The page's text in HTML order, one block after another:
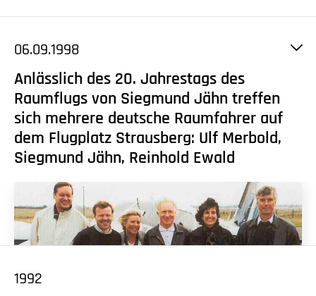
06.09.1998
Anlässlich des 20. Jahrestags des
Raumflugs von Siegmund Jähn treffen
sich mehrere deutsche Raumfahrer auf
dem Flugplatz Strausberg: Ulf Merbold,
Siegmund Jähn, Reinhold Ewald
1992